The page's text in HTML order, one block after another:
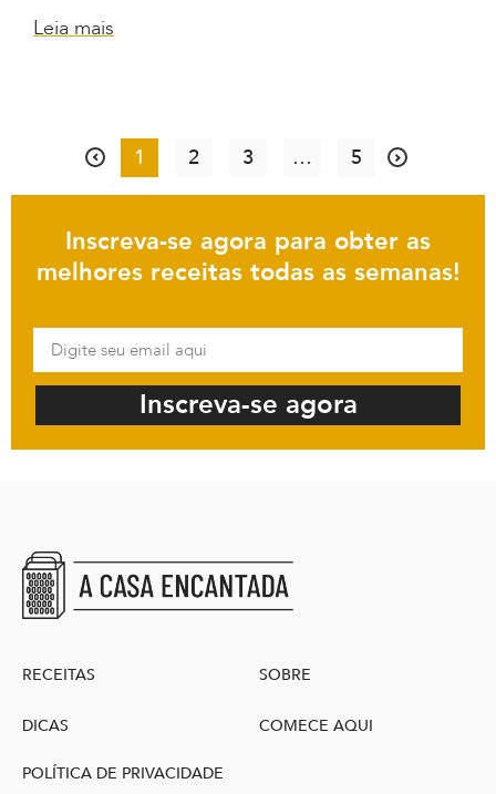
Leia mais
1 2 3 … 5
Inscreva-se agora para obter as
melhores receitas todas as semanas!
Inscreva-se agora
RECEITAS
DICAS
SOBRE
COMECE AQUI
POLÍTICA DE PRIVACIDADE